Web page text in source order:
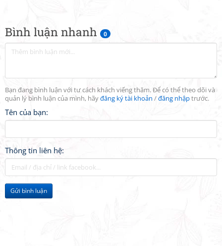
Bình luận nhanh 0
Bạn đang bình luận với tư cách khách viếng thăm. Để có thể theo dõi và
quản lý bình luận của mình, hãyđăng ký tài khoản /đăng nhậptrước.
Tên của bạn:
Thông tin liên hệ:
Gửi bình luận